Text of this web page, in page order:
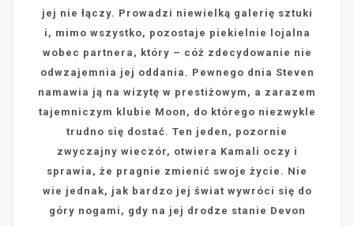
jej nie łączy. Prowadzi niewielką galerię sztuki
i, mimo wszystko, pozostaje piekielnie lojalna
wobec partnera, który – cóż zdecydowanie nie
odwzajemnia jej oddania. Pewnego dnia Steven
namawia ją na wizytę w prestiżowym, a zarazem
tajemniczym klubie Moon, do którego niezwykle
trudno się dostać. Ten jeden, pozornie
zwyczajny wieczór, otwiera Kamali oczy i
sprawia, że pragnie zmienić swoje życie. Nie
wie jednak, jak bardzo jej świat wywróci się do
góry nogami, gdy na jej drodze stanie Devon